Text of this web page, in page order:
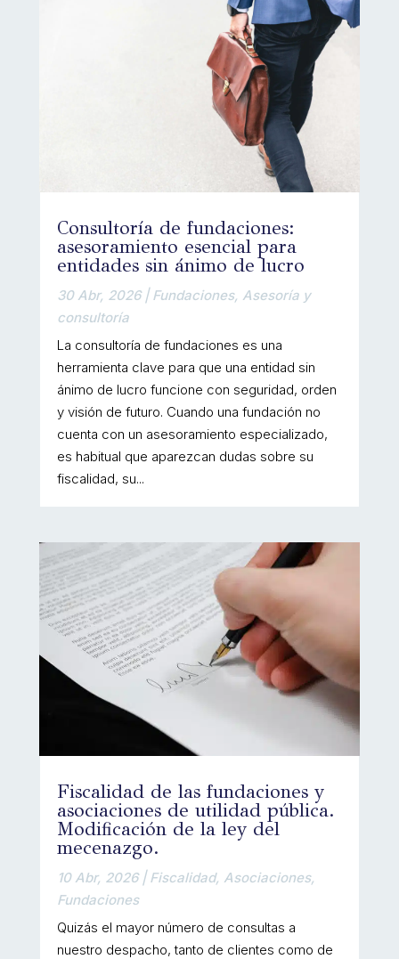
Consultoría de fundaciones:
asesoramiento esencial para
entidades sin ánimo de lucro
30 Abr, 2026|Fundaciones, Asesoría y
consultoría
La consultoría de fundaciones es una
herramienta clave para que una entidad sin
ánimo de lucro funcione con seguridad, orden
y visión de futuro. Cuando una fundación no
cuenta con un asesoramiento especializado,
es habitual que aparezcan dudas sobre su
fiscalidad, su...
Fiscalidad de las fundaciones y
asociaciones de utilidad pública.
Modificación de la ley del
mecenazgo.
10 Abr, 2026|Fiscalidad, Asociaciones,
Fundaciones
Quizás el mayor número de consultas a
nuestro despacho, tanto de clientes como de